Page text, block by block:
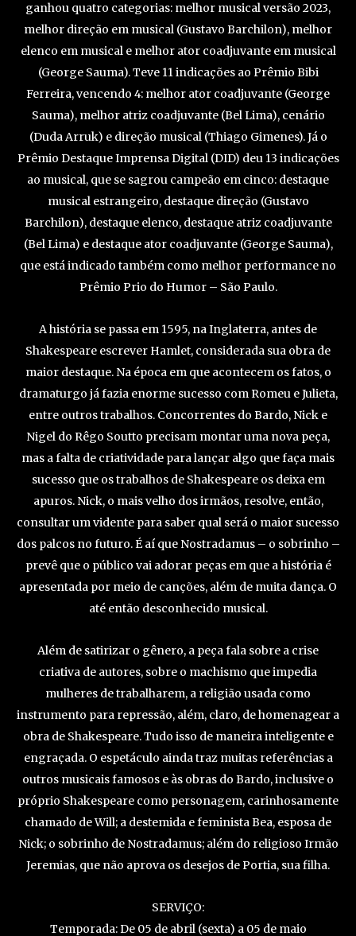
ganhou quatro categorias: melhor musical versão 2023,
melhor direção em musical (Gustavo Barchilon), melhor
elenco em musical e melhor ator coadjuvante em musical
(George Sauma). Teve 11 indicações ao Prêmio Bibi
Ferreira, vencendo 4: melhor ator coadjuvante (George
Sauma), melhor atriz coadjuvante (Bel Lima), cenário
(Duda Arruk) e direção musical (Thiago Gimenes). Já o
Prêmio Destaque Imprensa Digital (DID) deu 13 indicações
ao musical, que se sagrou campeão em cinco: destaque
musical estrangeiro, destaque direção (Gustavo
Barchilon), destaque elenco, destaque atriz coadjuvante
(Bel Lima) e destaque ator coadjuvante (George Sauma),
que está indicado também como melhor performance no
Prêmio Prio do Humor – São Paulo.
A história se passa em 1595, na Inglaterra, antes de
Shakespeare escrever Hamlet, considerada sua obra de
maior destaque. Na época em que acontecem os fatos, o
dramaturgo já fazia enorme sucesso com Romeu e Julieta,
entre outros trabalhos. Concorrentes do Bardo, Nick e
Nigel do Rêgo Soutto precisam montar uma nova peça,
mas a falta de criatividade para lançar algo que faça mais
sucesso que os trabalhos de Shakespeare os deixa em
apuros. Nick, o mais velho dos irmãos, resolve, então,
consultar um vidente para saber qual será o maior sucesso
dos palcos no futuro. É aí que Nostradamus – o sobrinho –
prevê que o público vai adorar peças em que a história é
apresentada por meio de canções, além de muita dança. O
até então desconhecido musical.
Além de satirizar o gênero, a peça fala sobre a crise
criativa de autores, sobre o machismo que impedia
mulheres de trabalharem, a religião usada como
instrumento para repressão, além, claro, de homenagear a
obra de Shakespeare. Tudo isso de maneira inteligente e
engraçada. O espetáculo ainda traz muitas referências a
outros musicais famosos e às obras do Bardo, inclusive o
próprio Shakespeare como personagem, carinhosamente
chamado de Will; a destemida e feminista Bea, esposa de
Nick; o sobrinho de Nostradamus; além do religioso Irmão
Jeremias, que não aprova os desejos de Portia, sua filha.
SERVIÇO:
Temporada: De 05 de abril (sexta) a 05 de maio